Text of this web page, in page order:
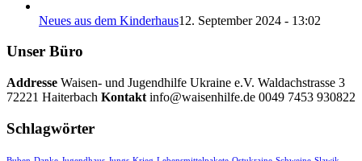
Neues aus dem Kinderhaus12. September 2024 - 13:02
Unser Büro
Addresse Waisen- und Jugendhilfe Ukraine e.V. Waldachstrasse 3
72221 Haiterbach Kontakt info@waisenhilfe.de 0049 7453 930822
Schlagwörter